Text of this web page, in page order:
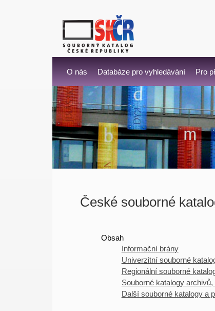
O nás Databáze pro vyhledávání Pro
České souborné
Obsah
Informační brány
Univerzitní souborné
Regionální souborné
Souborné katalogy
Další souborné katalogy a